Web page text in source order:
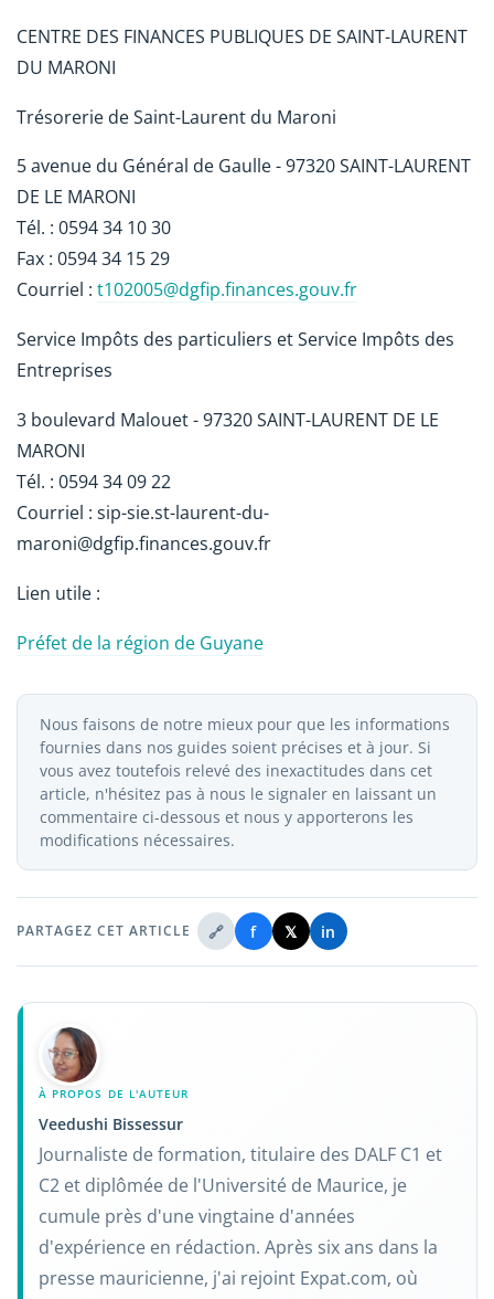
CENTRE DES FINANCES PUBLIQUES DE SAINT-LAURENT
DU MARONI
Trésorerie de Saint-Laurent du Maroni
5 avenue du Général de Gaulle - 97320 SAINT-LAURENT
DE LE MARONI
Tél. : 0594 34 10 30
Fax : 0594 34 15 29
Courriel : t102005@dgfip.finances.gouv.fr
Service Impôts des particuliers et Service Impôts des
Entreprises
3 boulevard Malouet - 97320 SAINT-LAURENT DE LE
MARONI
Tél. : 0594 34 09 22
Courriel : sip-sie.st-laurent-du-
maroni@dgfip.finances.gouv.fr
Lien utile :
Préfet de la région de Guyane
Nous faisons de notre mieux pour que les informations
fournies dans nos guides soient précises et à jour. Si
vous avez toutefois relevé des inexactitudes dans cet
article, n'hésitez pas à nous le signaler en laissant un
commentaire ci-dessous et nous y apporterons les
modifications nécessaires.
PARTAGEZ CET ARTICLE 🔗 f 𝕏 in
À PROPOS DE L'AUTEUR
Veedushi Bissessur
Journaliste de formation, titulaire des DALF C1 et
C2 et diplômée de l'Université de Maurice, je
cumule près d'une vingtaine d'années
d'expérience en rédaction. Après six ans dans la
presse mauricienne, j'ai rejoint Expat.com, où